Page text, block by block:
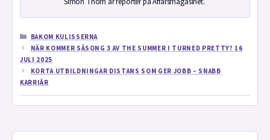
KATEGORIER
BAKOM KULISSERNA
NÄR KOMMER SÄSONG 3 AV THE SUMMER I TURNED PRETTY? 16
JULI 2025
KORTA UTBILDNINGAR DISTANS SOM GER JOBB – SNABB
KARRIÄR